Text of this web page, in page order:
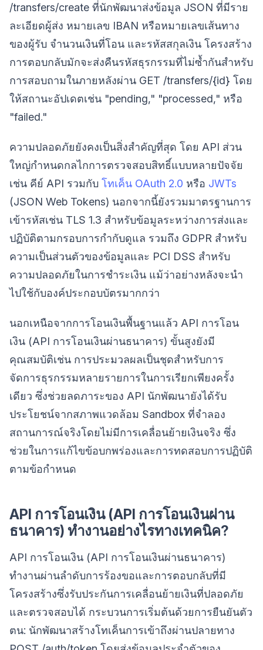
/transfers/create ที่นักพัฒนาส่งข้อมูล JSON ที่มีราย
ละเอียดผู้ส่ง หมายเลข IBAN หรือหมายเลขเส้นทาง
ของผู้รับ จำนวนเงินที่โอน และรหัสสกุลเงิน โครงสร้าง
การตอบกลับมักจะส่งคืนรหัสธุรกรรมที่ไม่ซ้ำกันสำหรับ
การสอบถามในภายหลังผ่าน GET /transfers/{id} โดย
ให้สถานะอัปเดตเช่น "pending," "processed," หรือ
"failed."
ความปลอดภัยยังคงเป็นสิ่งสำคัญที่สุด โดย API ส่วน
ใหญ่กำหนดกลไกการตรวจสอบสิทธิ์แบบหลายปัจจัย
เช่น คีย์ API รวมกับ โทเค็น OAuth 2.0 หรือ JWTs
(JSON Web Tokens) นอกจากนี้ยังรวมมาตรฐานการ
เข้ารหัสเช่น TLS 1.3 สำหรับข้อมูลระหว่างการส่งและ
ปฏิบัติตามกรอบการกำกับดูแล รวมถึง GDPR สำหรับ
ความเป็นส่วนตัวของข้อมูลและ PCI DSS สำหรับ
ความปลอดภัยในการชำระเงิน แม้ว่าอย่างหลังจะนำ
ไปใช้กับองค์ประกอบบัตรมากกว่า
นอกเหนือจากการโอนเงินพื้นฐานแล้ว API การโอน
เงิน (API การโอนเงินผ่านธนาคาร) ขั้นสูงยังมี
คุณสมบัติเช่น การประมวลผลเป็นชุดสำหรับการ
จัดการธุรกรรมหลายรายการในการเรียกเพียงครั้ง
เดียว ซึ่งช่วยลดภาระของ API นักพัฒนายังได้รับ
ประโยชน์จากสภาพแวดล้อม Sandbox ที่จำลอง
สถานการณ์จริงโดยไม่มีการเคลื่อนย้ายเงินจริง ซึ่ง
ช่วยในการแก้ไขข้อบกพร่องและการทดสอบการปฏิบัติ
ตามข้อกำหนด
API การโอนเงิน (API การโอนเงินผ่าน
ธนาคาร) ทำงานอย่างไรทางเทคนิค?
API การโอนเงิน (API การโอนเงินผ่านธนาคาร)
ทำงานผ่านลำดับการร้องขอและการตอบกลับที่มี
โครงสร้างซึ่งรับประกันการเคลื่อนย้ายเงินที่ปลอดภัย
และตรวจสอบได้ กระบวนการเริ่มต้นด้วยการยืนยันตัว
ตน: นักพัฒนาสร้างโทเค็นการเข้าถึงผ่านปลายทาง